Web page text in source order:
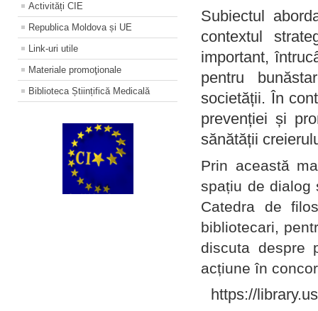
Activități CIE
Republica Moldova și UE
Link-uri utile
Materiale promoţionale
Biblioteca Științifică Medicală
Subiectul
contextul
important,
pentru
societății. În
prevenției și
sănătății
Prin această
spațiu de dialog
Catedra de
bibliotecari,
discuta despre
acțiune în
https://